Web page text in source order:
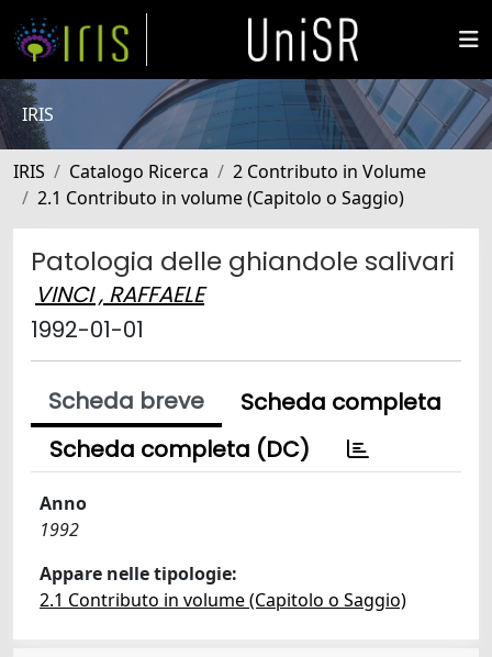
IRIS
IRIS Catalogo Ricerca
2 Contributo in Volume
2.1 Contributo in volume (Capitolo o Saggio)
Patologia delle ghiandole salivari
VINCI , RAFFAELE
1992-01-01
Scheda breve
Scheda completa
Scheda completa (DC)
Anno
1992
Appare nelle tipologie:
2.1 Contributo in volume (Capitolo o Saggio)